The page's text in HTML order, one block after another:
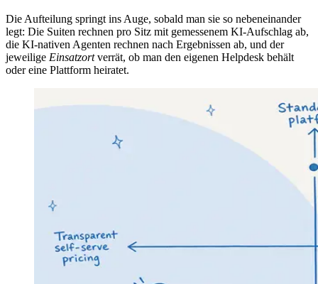
Die Aufteilung springt ins Auge, sobald man sie so nebeneinander
legt: Die Suiten rechnen pro Sitz mit gemessenem KI-Aufschlag ab,
die KI-nativen Agenten rechnen nach Ergebnissen ab, und der
jeweilige Einsatzortverrät, ob man den eigenen Helpdesk behält
oder eine Plattform heiratet.